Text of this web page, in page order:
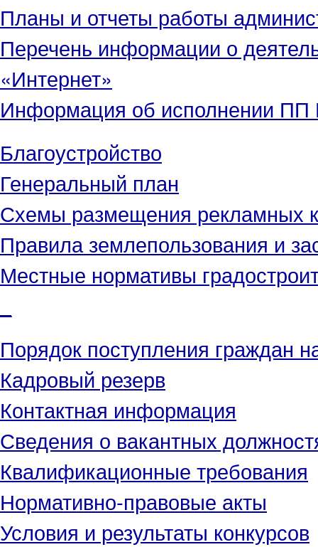
Планы и отчеты работы
Перечень информации о
«Интернет»
Информация об исполнении ПП
Благоустройство
Генеральный план
Схемы размещения рекламных
Правила землепользования и
Местные нормативы
Порядок поступления граждан
Кадровый резерв
Контактная информация
Сведения о вакантных
Квалификационные требования
Нормативно-правовые акты
Условия и результаты конкурсов